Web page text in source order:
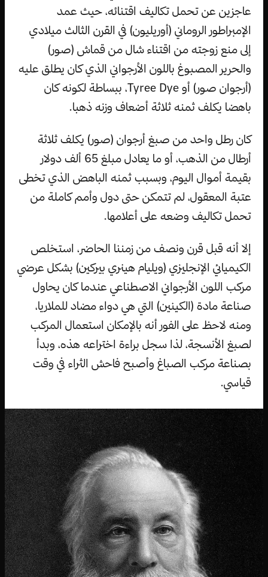
عاجزين عن تحمل تكاليف اقتنائه، حيث عمد
الإمبراطور الروماني (أوريليون) في القرن الثالث ميلادي
إلى منع زوجته من اقتناء شال من قماش (صور)
والحرير المصبوغ باللون الأرجواني الذي كان يطلق عليه
(أرجوان صور) أو Tyree Dye، ببساطة لكونه كان
باهضا يكلف ثمنه ثلاثة أضعاف وزنه ذهبا.
كان رطل واحد من صبغ أرجوان (صور) يكلف ثلاثة
أرطال من الذهب، أو ما يعادل مبلغ 65 ألف دولار
بقيمة أموال اليوم، وبسبب ثمنه الباهض الذي تخطى
عتبة المعقول، لم تتمكن حتى دول وأمم كاملة من
تحمل تكاليف وضعه على أعلامها.
إلا أنه قبل قرن ونصف من زمننا الحاضر، استخلص
الكيميائي الإنجليزي (ويليام هينري بيركين) بشكل عرضي
مركب اللون الأرجواني الاصطناعي عندما كان يحاول
صناعة مادة (الكينين) التي هي دواء مضاد للملاريا،
ومنه لاحظ على الفور أنه بالإمكان استعمال المركب
لصبغ الأنسجة، لذا سجل براءة اختراعه هذه، وبدأ
بصناعة مركب الصباغ وأصبح فاحش الثراء في وقت
قياسي.